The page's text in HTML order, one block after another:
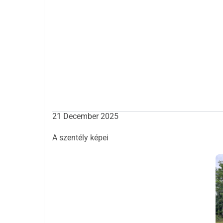
Jelenleg 22 hektár földünk kifizetését fejezzük
kapcsolatba velünk.
Köszönjük figyelmüket, és reméljük, hogy
Ez a jótékonysági kampány Sophie, Wilson
Minden összegyűjtött forrást teljes
21 December 2025
A szentély képei